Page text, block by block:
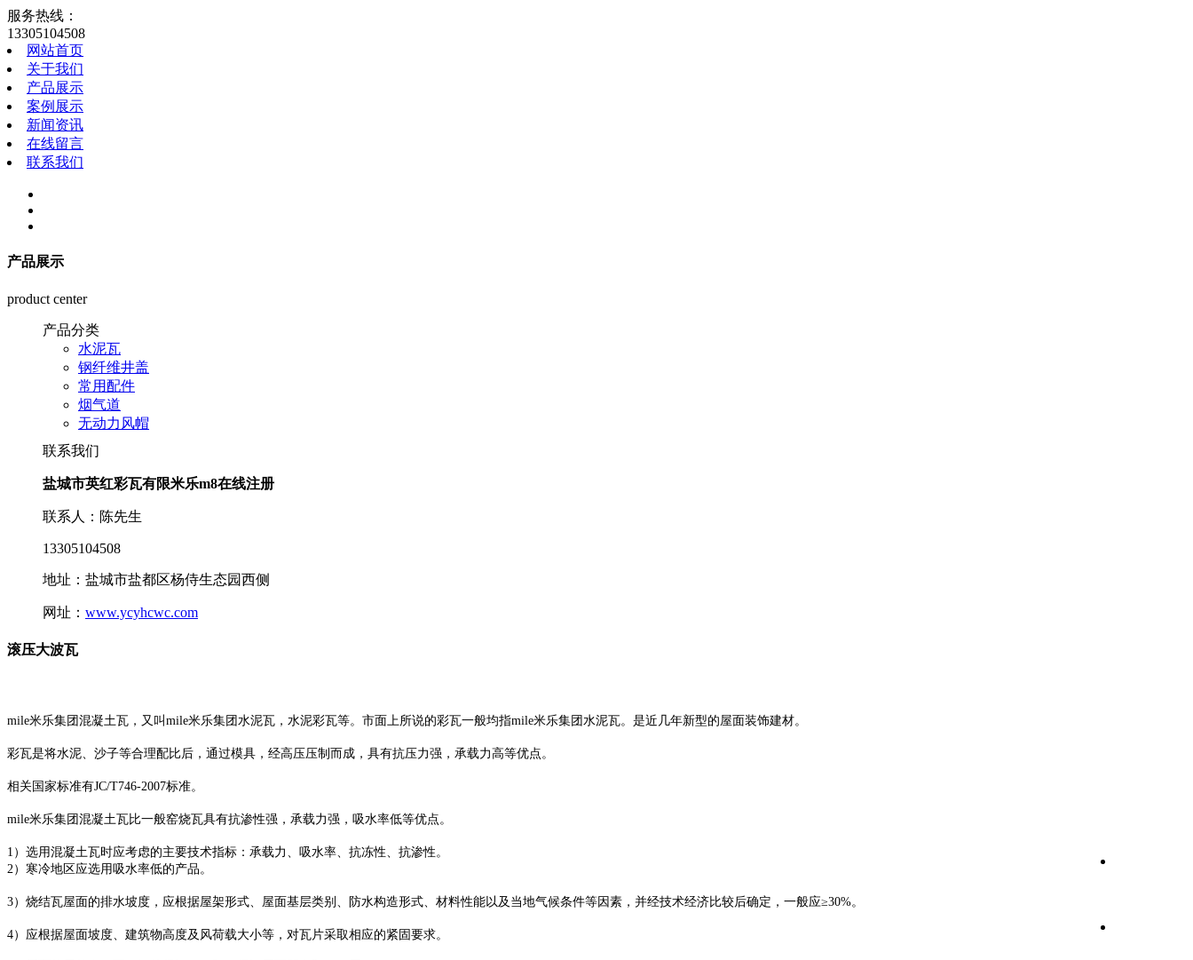
服务热线：
13305104508
网站首页
关于我们
产品展示
案例展示
新闻资讯
在线留言
联系我们
产品展示
product center
产品分类
水泥瓦
钢纤维井盖
常用配件
烟气道
无动力风帽
联系我们
盐城市英红彩瓦有限米乐m8在线注册
联系人：陈先生
13305104508
地址：盐城市盐都区杨侍生态园西侧
网址： www.ycyhcwc.com
滚压大波瓦
mile米乐集团混凝土瓦，又叫mile米乐集团水泥瓦，水泥彩瓦等。市面上所说的彩瓦一般均指mile米乐集团水泥瓦。是近几年新型的屋面装饰建材。
彩瓦是将水泥、沙子等合理配比后，通过模具，经高压压制而成，具有抗压力强，承载力高等优点。
相关国家标准有JC/T746-2007标准。
mile米乐集团混凝土瓦比一般窑烧瓦具有抗渗性强，承载力强，吸水率低等优点。
1）选用混凝土瓦时应考虑的主要技术指标：承载力、吸水率、抗冻性、抗渗性。
2）寒冷地区应选用吸水率低的产品。
3）烧结瓦屋面的排水坡度，应根据屋架形式、屋面基层类别、防水构造形式、材料性能以及当地气候条件等因素，并经技术经济比较后确定，一般应≥30%。
4）应根据屋面坡度、建筑物高度及风荷载大小等，对瓦片采取相应的紧固要求。